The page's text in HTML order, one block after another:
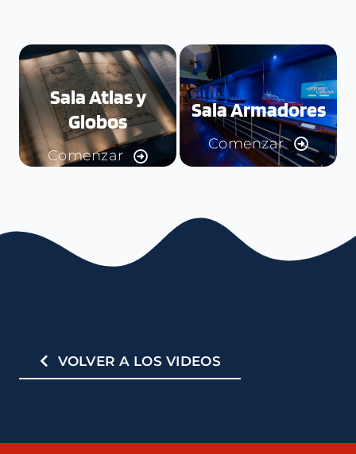
Sala Atlas y
Globos
Comenzar
Sala Armadores
Comenzar
VOLVER A LOS VIDEOS